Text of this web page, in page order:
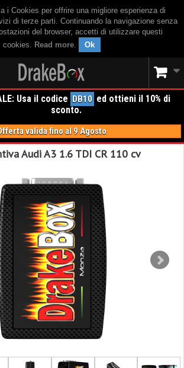
i Cookies per offrire una migliore esperienza di
di terze parti. Continuando la navigazione senza
del browser, accetti di utilizzare questi
cookies. Read more. Ok
Usa il codice DB10 ed ottieni il 10% di
sconto.
valida fino al 9 Agosto
Audi A3 1.6 TDI CR 110 cv